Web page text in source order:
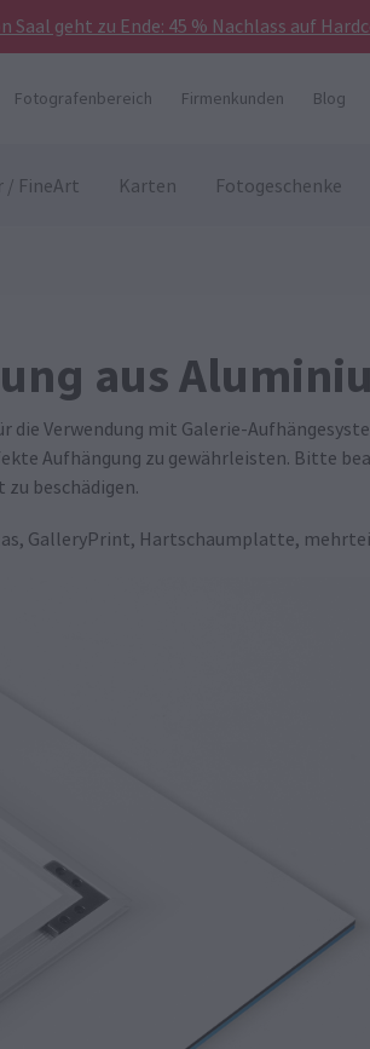
Saal geht zu Ende: 45 % Nachlass auf
Fotografenbereich Firmenkunden Blog
/ FineArt Karten Fotogeschenke
aus
Verwendung mit Galerie-
Aufhängung zu gewährleisten. Bitte
beschädigen.
GalleryPrint, Hartschaumplatte,